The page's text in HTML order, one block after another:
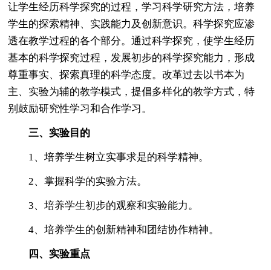
让学生经历科学探究的过程，学习科学研究方法，培养
学生的探索精神、实践能力及创新意识。科学探究应渗
透在教学过程的各个部分。通过科学探究，使学生经历
基本的科学探究过程，发展初步的科学探究能力，形成
尊重事实、探索真理的科学态度。改革过去以书本为
主、实验为辅的教学模式，提倡多样化的教学方式，特
别鼓励研究性学习和合作学习。
三、实验目的
1、培养学生树立实事求是的科学精神。
2、掌握科学的实验方法。
3、培养学生初步的观察和实验能力。
4、培养学生的创新精神和团结协作精神。
四、实验重点